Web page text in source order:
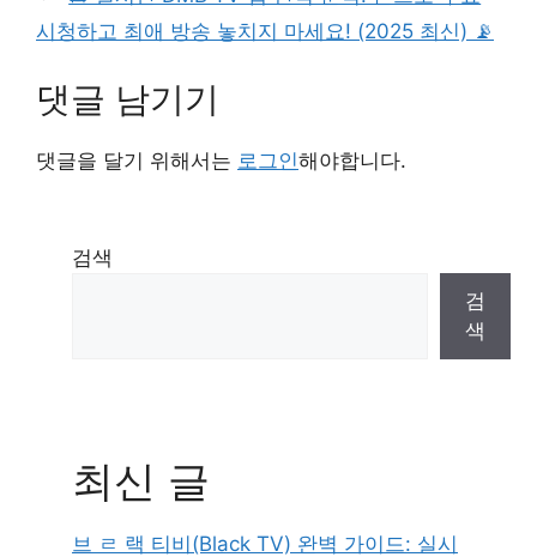
시청하고 최애 방송 놓치지 마세요! (2025 최신) 📡
댓글 남기기
댓글을 달기 위해서는 로그인해야합니다.
검색
검
색
최신 글
브 ㄹ 랙 티비(Black TV) 완벽 가이드: 실시